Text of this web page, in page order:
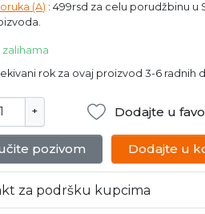
(A) : 499rsd za celu porudžbinu u
zalihama
rok za ovaj proizvod 3-6 radnih
+ Dodajte u
pozivom Dodajte u
za podršku kupcima